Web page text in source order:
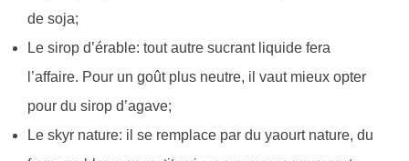
de soja;
Le sirop d’érable: tout autre sucrant liquide fera
l’affaire. Pour un goût plus neutre, il vaut mieux opter
pour du sirop d’agave;
Le skyr nature: il se remplace par du yaourt nature, du